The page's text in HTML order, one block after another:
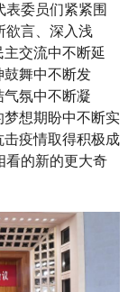
委员们紧紧围
言、深入浅
主交流中不断延
鼓舞中不断发
气氛中不断凝
梦想期盼中不断实
击疫情取得积极成
看的新的更大奇